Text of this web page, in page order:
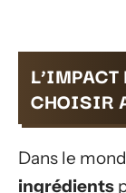
CHOISIR
Dans le
ingrédients